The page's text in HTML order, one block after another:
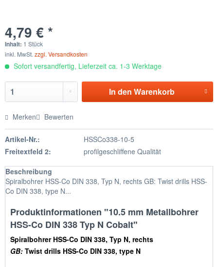
4,79 € *
Inhalt: 1 Stück
inkl. MwSt. zzgl. Versandkosten
Sofort versandfertig, Lieferzeit ca. 1-3 Werktage
In den Warenkorb
Merken Bewerten
Artikel-Nr.:
HSSCo338-10-5
Freitextfeld 2:
profilgeschliffene Qualität
Beschreibung
Spiralbohrer HSS-Co DIN 338, Typ N, rechts GB: Twist drills HSS-
Co DIN 338, type N...
Produktinformationen "10.5 mm Metallbohrer
HSS-Co DIN 338 Typ N Cobalt"
Spiralbohrer HSS-Co DIN 338, Typ N, rechts
GB: Twist drills HSS-Co DIN 338, type N